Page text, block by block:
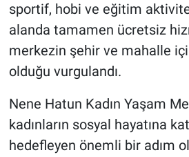
sportif, hobi ve eğitim
alanda tamamen ücretsiz
merkezin şehir ve mahalle
olduğu vurgulandı.
Nene Hatun Kadın Yaşam
kadınların sosyal hayatına
hedefleyen önemli bir adım